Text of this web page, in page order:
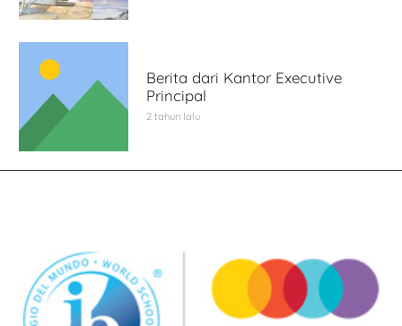
Berita dari Kantor Executive
Principal
2 tahun lalu